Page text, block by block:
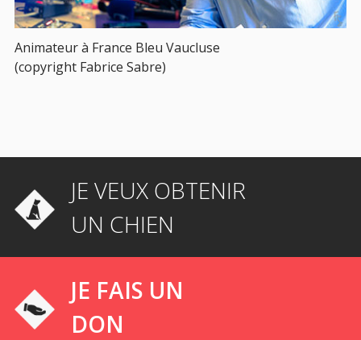
Animateur à France Bleu Vaucluse
(copyright Fabrice Sabre)
JE VEUX OBTENIR
UN CHIEN
JE FAIS UN
DON